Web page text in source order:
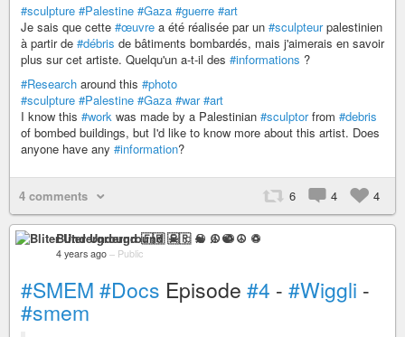
#sculpture #Palestine #Gaza #guerre #art
Je sais que cette #œuvre a été réalisée par un #sculpteurpalestinien
à partir de #débris de bâtiments bombardés, mais j'aimerais en savoir
plus sur cet artiste. Quelqu'un a-t-il des #informations ?
#Research around this #photo
#sculpture #Palestine #Gaza #war #art
I know this #work was made by a Palestinian #sculptorfrom #debris
of bombed buildings, but I'd like to know more about this artist. Does
anyone have any #information?
4 comments 6 4 4
Bliter Underground 🇫🇷 ☠ ♫ ☯ ☮ ♽
4 years ago – Public
#SMEM #Docs Episode #4 - #Wiggli -
#smem